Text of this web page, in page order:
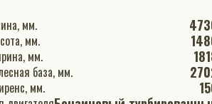
Длина, мм.
Высота, мм.
Ширина, мм.
Колесная база, мм.
Клиренс, мм.